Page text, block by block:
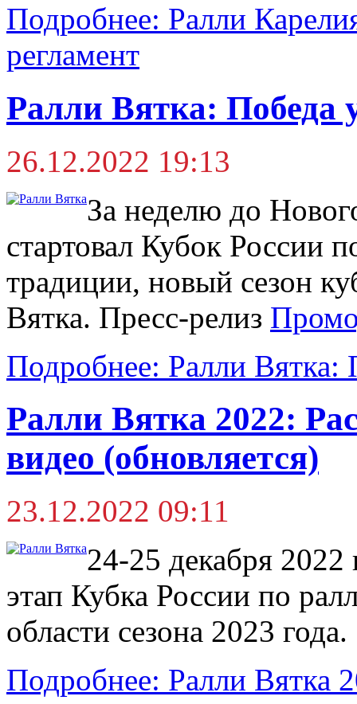
Подробнее: Ралли
регламент
Ралли Вятка: Победа
26.12.2022 19:13
За неделю до
стартовал Кубок России
традиции, новый сезон
Вятка. Пресс-релиз
Подробнее: Ралли Вятка:
Ралли Вятка 2022:
видео (обновляется)
23.12.2022 09:11
24-25 декабря 2022
этап Кубка России по
области сезона 2023 года.
Подробнее: Ралли Вятка